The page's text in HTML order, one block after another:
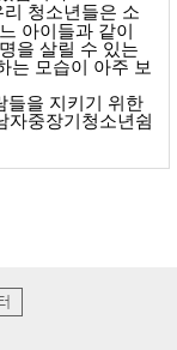
청소년들은 소
아이들과 같이
을 살릴 수 있는
는 모습이 아주 보
들을 지키기 위한
자중장기청소년쉼